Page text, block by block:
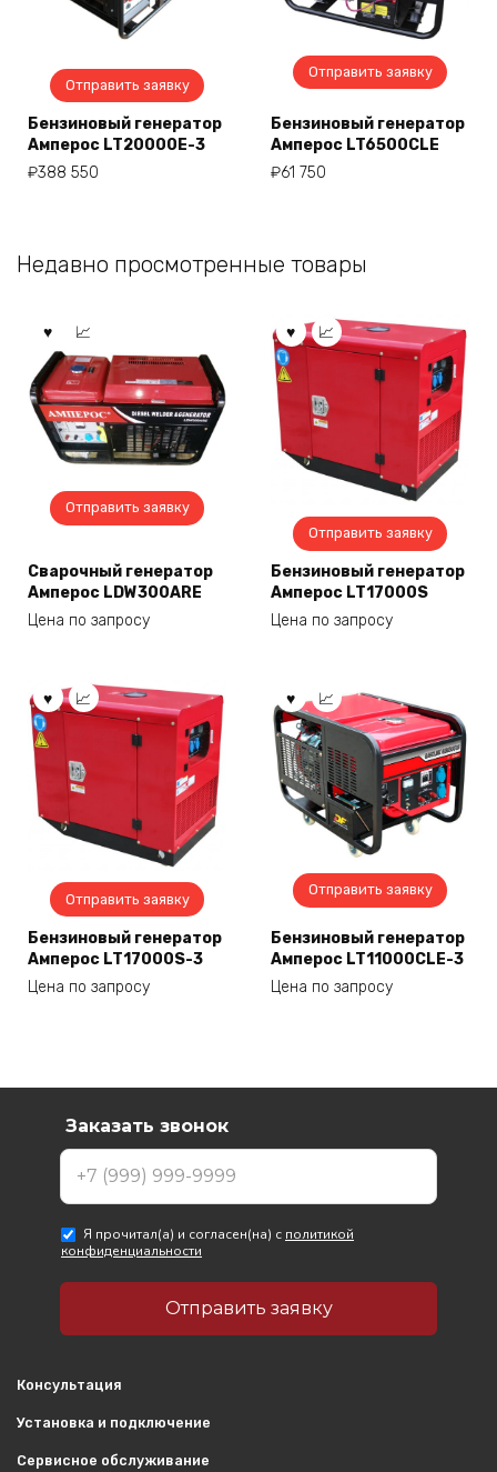
Отправить заявку
Бензиновый генератор
Амперос LT20000E-3
₽388 550
Отправить заявку
Бензиновый генератор
Амперос LT6500CLE
₽61 750
Недавно просмотренные товары
Отправить заявку
Сварочный генератор
Амперос LDW300ARE
Цена по запросу
Отправить заявку
Бензиновый генератор
Амперос LT17000S
Цена по запросу
Отправить заявку
Бензиновый генератор
Амперос LT17000S-3
Цена по запросу
Отправить заявку
Бензиновый генератор
Амперос LT11000CLE-3
Цена по запросу
Консультация
Установка и подключение
Сервисное обслуживание